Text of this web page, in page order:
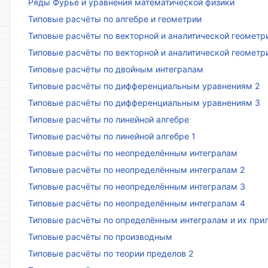
Типовые расчёты по алгебре и геометрии
Типовые расчёты по векторной и аналитической
Типовые расчёты по векторной и аналитической
Типовые расчёты по двойным интегралам
Типовые расчёты по дифференциальным уравнениям 2
Типовые расчёты по дифференциальным уравнениям 3
Типовые расчёты по линейной алгебре
Типовые расчёты по линейной алгебре 1
Типовые расчёты по неопределённым интегралам
Типовые расчёты по неопределённым интегралам 2
Типовые расчёты по неопределённым интегралам 3
Типовые расчёты по неопределённым интегралам 4
Типовые расчёты по определённым интегралам и их
Типовые расчёты по производным
Типовые расчёты по теории пределов 2